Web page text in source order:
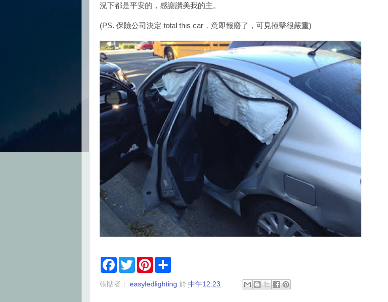
況下都是平安的，感謝讚美我的主。
(PS. 保險公司決定 total this car，意即報廢了，可見撞擊很嚴重)
F
e
T
w
t
P
t
r
張貼者： easyledlighting 於 中午12:23